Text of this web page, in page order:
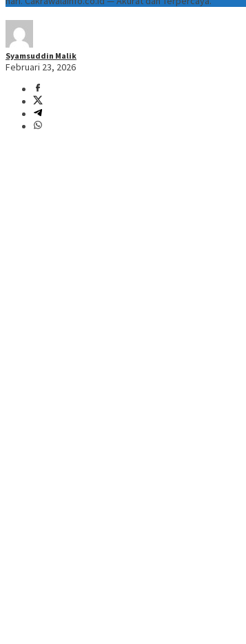
Syamsuddin Malik
Februari 23, 2026